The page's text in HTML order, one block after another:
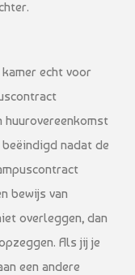
echt voor
huurovereenkomst
nadat de
bewijs van
overleggen, dan
Als jij je
een andere